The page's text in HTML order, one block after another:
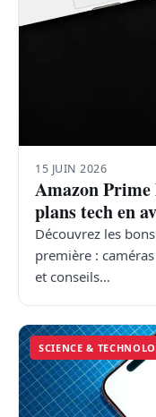
15 JUIN 2026
Amazon Prime
plans tech en
Découvrez les
première :
et conseils…
SCIENCE &